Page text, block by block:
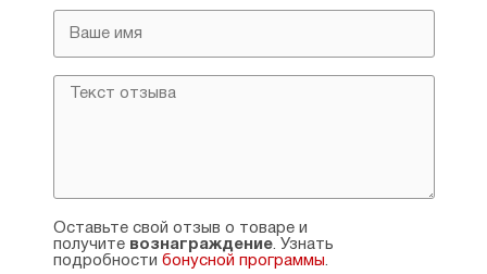
Оставьте свой отзыв о товаре и
получите вознаграждение. Узнать
подробности бонусной программы.